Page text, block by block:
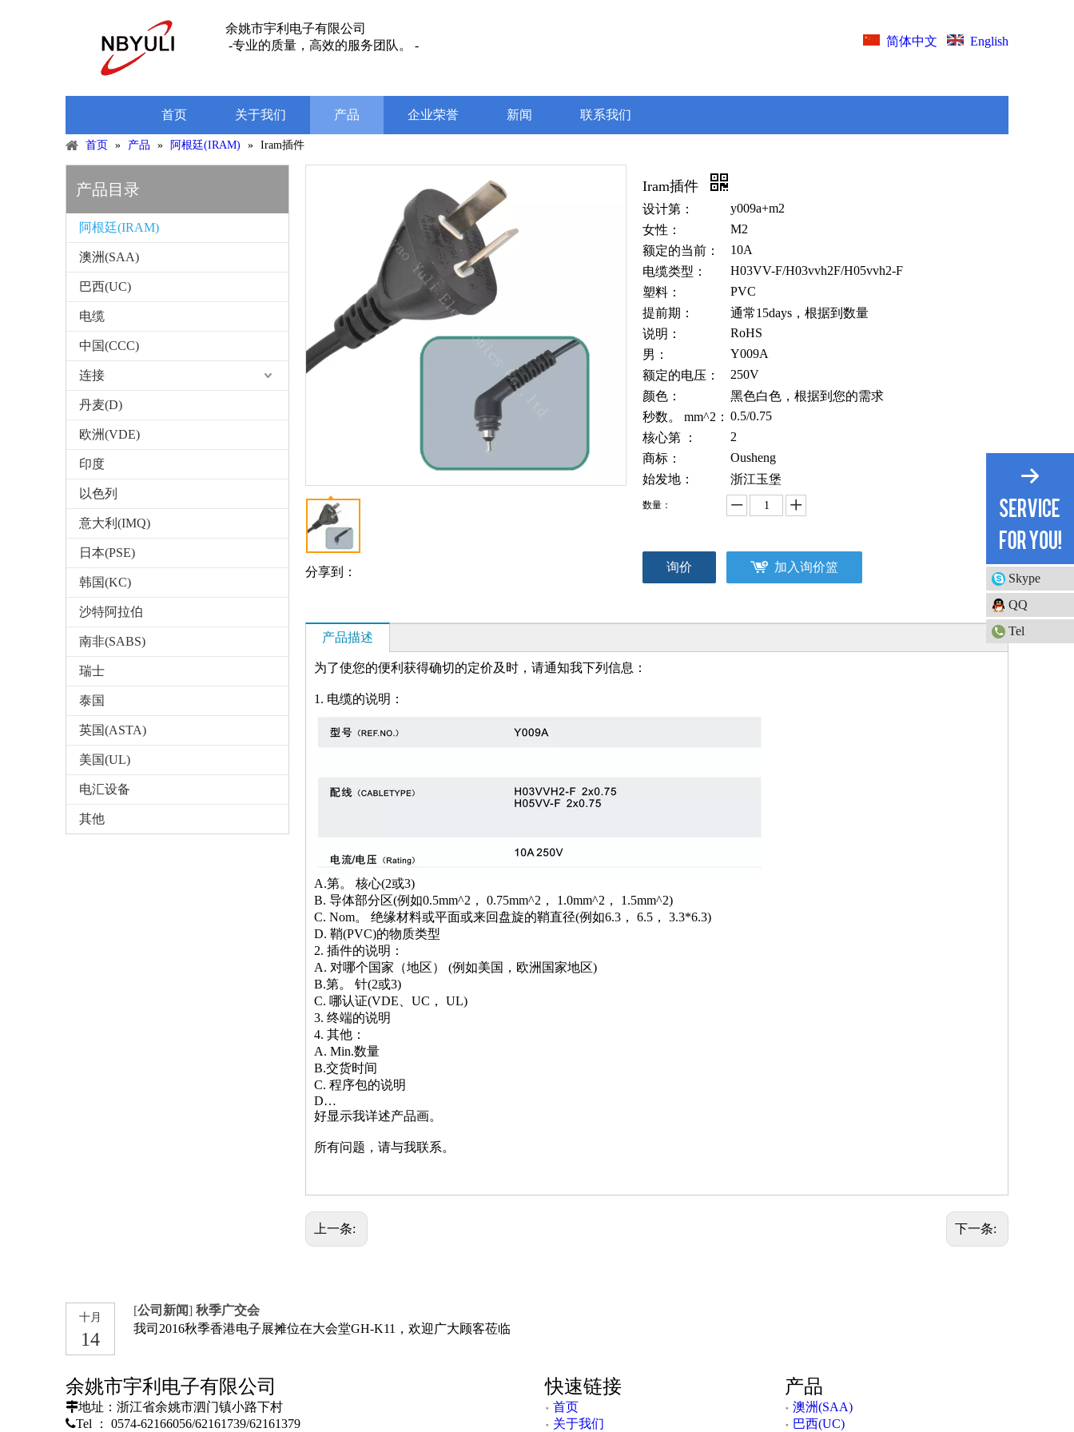
余姚市宇利电子有限公司
-专业的质量，高效的服务团队。 -
简体中文 English
首页 关于我们 产品 企业荣誉 新闻 联系我们
首页 » 产品 » 阿根廷(IRAM) » Iram插件
产品目录
阿根廷(IRAM)
澳洲(SAA)
巴西(UC)
电缆
中国(CCC)
连接
丹麦(D)
欧洲(VDE)
印度
以色列
意大利(IMQ)
日本(PSE)
韩国(KC)
沙特阿拉伯
南非(SABS)
瑞士
泰国
英国(ASTA)
美国(UL)
电汇设备
其他
分享到：
Iram插件
设计第：
y009a+m2
女性：
M2
额定的当前：
10A
电缆类型：
H03VV-F/H03vvh2F/H05vvh2-F
塑料：
PVC
提前期：
通常15days，根据到数量
说明：
RoHS
男：
Y009A
额定的电压：
250V
颜色：
黑色白色，根据到您的需求
秒数。 mm^2： 0.5/0.75
核心第 ：
2
商标：
Ousheng
始发地：
浙江玉堡
数量：
询价 加入询价篮
产品描述
为了使您的便利获得确切的定价及时，请通知我下列信息：
1. 电缆的说明：
A.第。 核心(2或3)
B. 导体部分区(例如0.5mm^2， 0.75mm^2， 1.0mm^2， 1.5mm^2)
C. Nom。 绝缘材料或平面或来回盘旋的鞘直径(例如6.3， 6.5， 3.3*6.3)
D. 鞘(PVC)的物质类型
2. 插件的说明：
A. 对哪个国家（地区） (例如美国，欧洲国家地区)
B.第。 针(2或3)
C. 哪认证(VDE、UC， UL)
3. 终端的说明
4. 其他：
A. Min.数量
B.交货时间
C. 程序包的说明
D…
好显示我详述产品画。
所有问题，请与我联系。
H05VV-F
H05VVH2-F
上一条: 下一条:
十月
14
[公司新闻] 秋季广交会
我司2016秋季香港电子展摊位在大会堂GH-K11，欢迎广大顾客莅临
余姚市宇利电子有限公司
地址：浙江省余姚市泗门镇小路下村
Tel ： 0574-62166056/62161739/62161379
快速链接
首页
关于我们
产品
澳洲(SAA)
巴西(UC)
Skype
QQ
Tel